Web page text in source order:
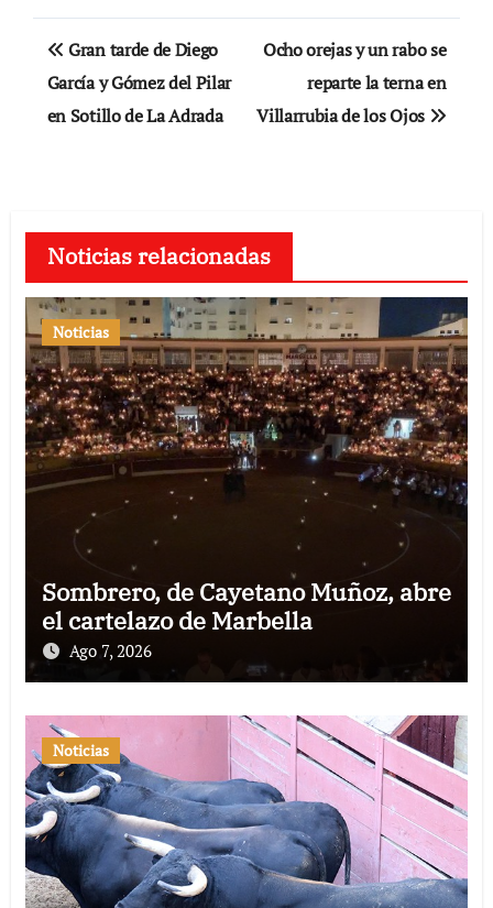
Navegación
de
entradas
Gran tarde de Diego
García y Gómez del Pilar
en Sotillo de La Adrada
Ocho orejas y un rabo se
reparte la terna en
Villarrubia de los Ojos
Noticias relacionadas
Noticias
Sombrero, de Cayetano Muñoz, abre
el cartelazo de Marbella
Ago 7, 2026
Noticias